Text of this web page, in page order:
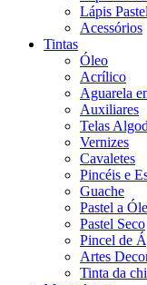
Lápis
Acessórios
Tintas
Óleo
Acrílico
Aguarela
Auxiliares
Telas
Vernizes
Cavaletes
Pincéis e
Guache
Pastel a
Pastel Seco
Pincel de
Artes
Tinta da